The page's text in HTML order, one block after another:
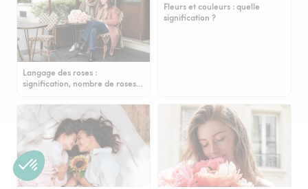
Langage des roses :
signification, nombre de roses…
Fleurs et couleurs : quelle
signification ?